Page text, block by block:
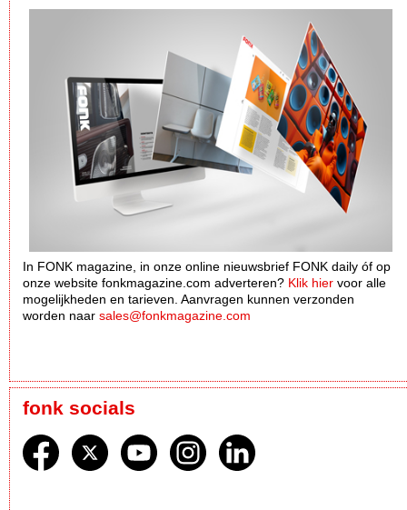
In FONK magazine, in onze online nieuwsbrief FONK daily óf op
onze website fonkmagazine.com adverteren? Klik hier voor alle
mogelijkheden en tarieven. Aanvragen kunnen verzonden
worden naar sales@fonkmagazine.com
fonk socials